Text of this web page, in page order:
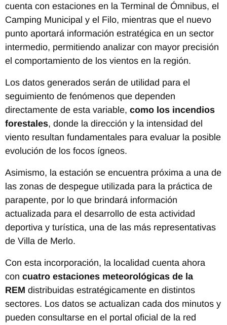
cuenta con estaciones en la Terminal de Ómnibus, el
Camping Municipal y el Filo, mientras que el nuevo
punto aportará información estratégica en un sector
intermedio, permitiendo analizar con mayor precisión
el comportamiento de los vientos en la región.
Los datos generados serán de utilidad para el
seguimiento de fenómenos que dependen
directamente de esta variable, como los incendios
forestales, donde la dirección y la intensidad del
viento resultan fundamentales para evaluar la posible
evolución de los focos ígneos.
Asimismo, la estación se encuentra próxima a una de
las zonas de despegue utilizada para la práctica de
parapente, por lo que brindará información
actualizada para el desarrollo de esta actividad
deportiva y turística, una de las más representativas
de Villa de Merlo.
Con esta incorporación, la localidad cuenta ahora
con cuatro estaciones meteorológicas de la
REM distribuidas estratégicamente en distintos
sectores. Los datos se actualizan cada dos minutos y
pueden consultarse en el portal oficial de la red